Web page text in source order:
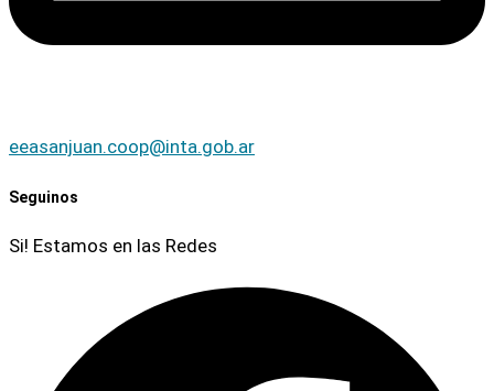
eeasanjuan.coop@inta.gob.ar
Seguinos
Si! Estamos en las Redes